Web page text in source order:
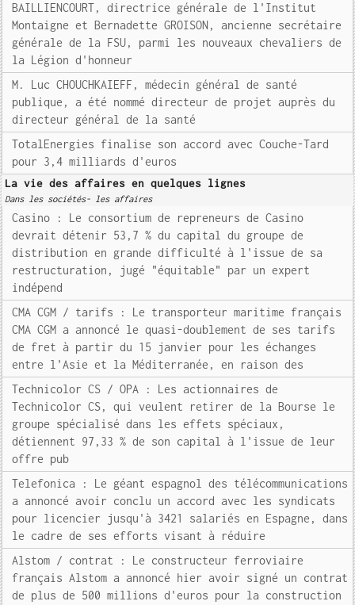
BAILLIENCOURT, directrice générale de l'Institut
Montaigne et Bernadette GROISON, ancienne secrétaire
générale de la FSU, parmi les nouveaux chevaliers de
la Légion d'honneur
M. Luc CHOUCHKAIEFF, médecin général de santé
publique, a été nommé directeur de projet auprès du
directeur général de la santé
TotalEnergies finalise son accord avec Couche-Tard
pour 3,4 milliards d'euros
La vie des affaires en quelques lignes
Dans les sociétés- les affaires
Casino : Le consortium de repreneurs de Casino
devrait détenir 53,7 % du capital du groupe de
distribution en grande difficulté à l'issue de sa
restructuration, jugé "équitable" par un expert
indépend
CMA CGM / tarifs : Le transporteur maritime français
CMA CGM a annoncé le quasi-doublement de ses tarifs
de fret à partir du 15 janvier pour les échanges
entre l'Asie et la Méditerranée, en raison des
Technicolor CS / OPA : Les actionnaires de
Technicolor CS, qui veulent retirer de la Bourse le
groupe spécialisé dans les effets spéciaux,
détiennent 97,33 % de son capital à l'issue de leur
offre pub
Telefonica : Le géant espagnol des télécommunications
a annoncé avoir conclu un accord avec les syndicats
pour licencier jusqu'à 3421 salariés en Espagne, dans
le cadre de ses efforts visant à réduire
Alstom / contrat : Le constructeur ferroviaire
français Alstom a annoncé hier avoir signé un contrat
de plus de 500 millions d'euros pour la construction